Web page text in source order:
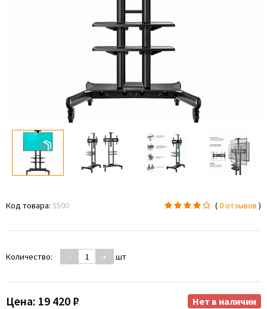
Код товара: 5500 (0 отзывов )
Количество: - + шт
Цена: 19 420 ₽ Нет в наличии